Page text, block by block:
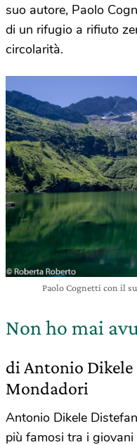
suo autore, Paolo
di un rifugio a rifiuto
circolarità.
Paolo Cognetti con il
Non ho mai
di Antonio
Mondadori
Antonio Dikele
più famosi tra i